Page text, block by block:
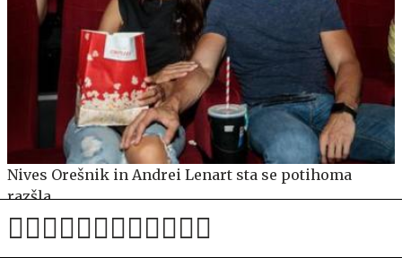
Nives Orešnik in Andrei Lenart sta se potihoma
razšla